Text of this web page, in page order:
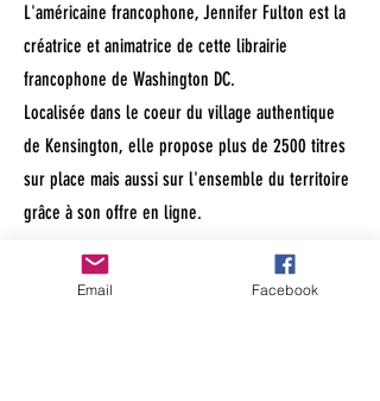
L'américaine francophone, Jennifer Fulton est la
créatrice et animatrice de cette librairie
francophone de Washington DC.
Localisée dans le coeur du village authentique
de Kensington, elle propose plus de 2500 titres
sur place mais aussi sur l'ensemble du territoire
grâce à son offre en ligne.
En devenant partenaire de Rencontre des
Email Facebook